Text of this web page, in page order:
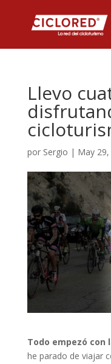
Llevo
por Sergio | May
Todo empezó con
he parado de viajar